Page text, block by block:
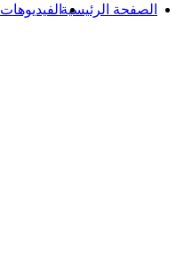
الصفحة الرئيسيةالفيديوهات